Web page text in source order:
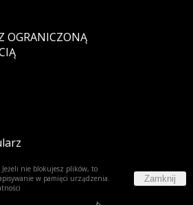
OGRANICZONĄ
nie blokujesz plików, to
w pamięci urządzenia.
Zamknij